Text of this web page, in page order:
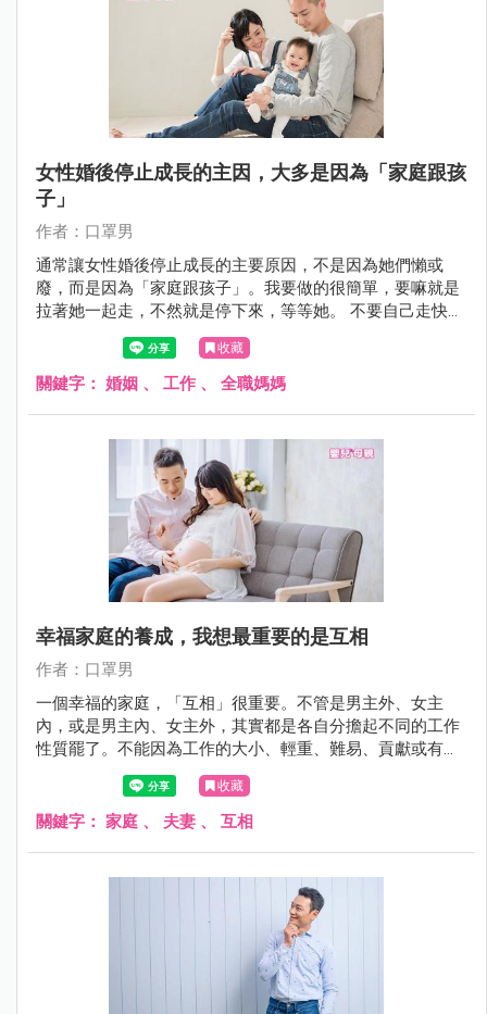
女性婚後停止成長的主因，大多是因為「家庭跟孩
子」
作者：口罩男
通常讓女性婚後停止成長的主要原因，不是因為她們懶或
廢，而是因為「家庭跟孩子」。我要做的很簡單，要嘛就是
拉著她一起走，不然就是停下來，等等她。 不要自己走快
了，就想把人家丟下。
收藏
關鍵字： 婚姻 、 工作 、 全職媽媽
幸福家庭的養成，我想最重要的是互相
作者：口罩男
一個幸福的家庭，「互相」很重要。不管是男主外、女主
內，或是男主內、女主外，其實都是各自分擔起不同的工作
性質罷了。不能因為工作的大小、輕重、難易、貢獻或有沒
有收入，就輕易地否定了對方的價值。
收藏
關鍵字： 家庭 、 夫妻 、 互相